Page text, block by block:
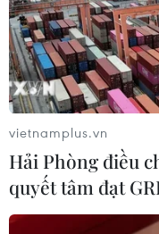
vietnamplus.vn
Hải Phòng điều
quyết tâm đạt